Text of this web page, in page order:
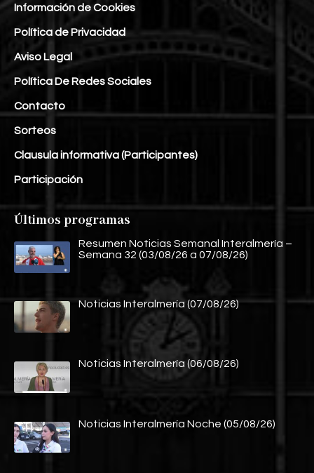
Información de Cookies
Política de Privacidad
Aviso Legal
Política De Redes Sociales
Contacto
Sorteos
Clausula informativa (Participantes)
Participación
Últimos programas
Resumen Noticias Semanal Interalmería –
Semana 32 (03/08/26 a 07/08/26)
Noticias Interalmería (07/08/26)
Noticias Interalmería (06/08/26)
Noticias Interalmería Noche (05/08/26)